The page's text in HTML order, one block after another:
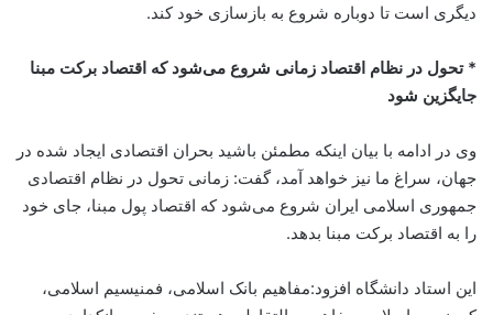
دیگری است تا دوباره شروع به بازسازی خود کند.
* تحول در نظام اقتصاد زمانی شروع می‌شود که اقتصاد برکت مبنا
جایگزین شود
وی در ادامه با بیان اینکه مطمئن باشید بحران اقتصادی ایجاد شده در
جهان، سراغ ما نیز خواهد آمد، گفت: زمانی تحول در نظام اقتصادی
جمهوری اسلامی ایران شروع می‌شود که اقتصاد پول مبنا، جای خود
را به اقتصاد برکت مبنا بدهد.
این استاد دانشگاه افزود:‌مفاهیم بانک اسلامی، فمنیسیم اسلامی،